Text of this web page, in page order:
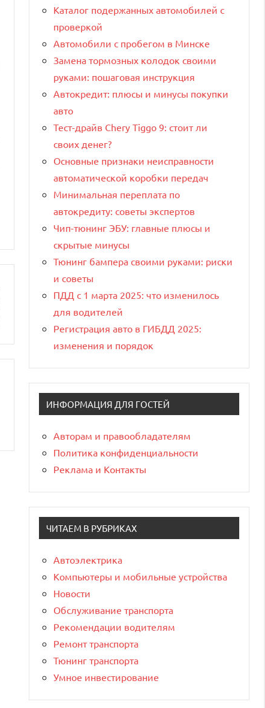
Каталог подержанных автомобилей с
проверкой
Автомобили с пробегом в Минске
Замена тормозных колодок своими
руками: пошаговая инструкция
Автокредит: плюсы и минусы покупки
авто
Тест-драйв Chery Tiggo 9: стоит ли
своих денег?
Основные признаки неисправности
автоматической коробки передач
Минимальная переплата по
автокредиту: советы экспертов
Чип-тюнинг ЭБУ: главные плюсы и
скрытые минусы
Тюнинг бампера своими руками: риски
и советы
ПДД с 1 марта 2025: что изменилось
для водителей
Регистрация авто в ГИБДД 2025:
изменения и порядок
ИНФОРМАЦИЯ ДЛЯ ГОСТЕЙ
Авторам и правообладателям
Политика конфиденциальности
Реклама и Контакты
ЧИТАЕМ В РУБРИКАХ
Автоэлектрика
Компьютеры и мобильные устройства
Новости
Обслуживание транспорта
Рекомендации водителям
Ремонт транспорта
Тюнинг транспорта
Умное инвестирование